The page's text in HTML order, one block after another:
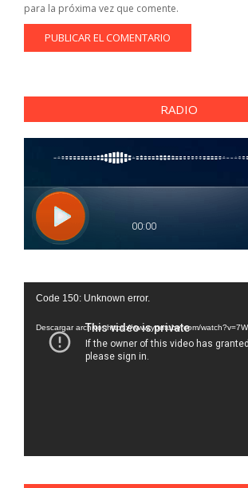
para la próxima vez que comente.
RADIO
Reproductor
vídeo
Code 150: Unknown error.
Descargar archivo: https://www.youtube.com/